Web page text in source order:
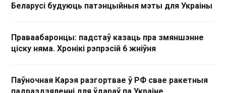
Беларусі будуюць патэнцыйныя мэты для Украіны
Праваабаронцы: падстаў казаць пра змяншэнне
ціску няма. Хронікі рэпрэсій 6 жніўня
Паўночная Карэя разгортвае ў РФ свае ракетныя